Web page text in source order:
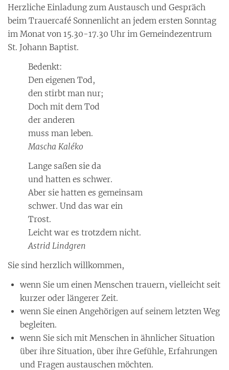
Herzliche Einladung zum Austausch und Gespräch
beim Trauercafé Sonnenlicht an jedem ersten Sonntag
im Monat von 15.30-17.30 Uhr im Gemeindezentrum
St. Johann Baptist.
Bedenkt:
Den eigenen Tod,
den stirbt man nur;
Doch mit dem Tod
der anderen
muss man leben.
Mascha Kaléko
Lange saßen sie da
und hatten es schwer.
Aber sie hatten es gemeinsam
schwer. Und das war ein
Trost.
Leicht war es trotzdem nicht.
Astrid Lindgren
Sie sind herzlich willkommen,
wenn Sie um einen Menschen trauern, vielleicht seit
kurzer oder längerer Zeit.
wenn Sie einen Angehörigen auf seinem letzten Weg
begleiten.
wenn Sie sich mit Menschen in ähnlicher Situation
über ihre Situation, über ihre Gefühle, Erfahrungen
und Fragen austauschen möchten.